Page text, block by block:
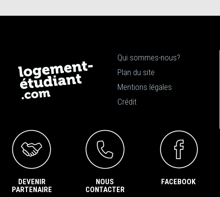
Qui sommes-nous?
Plan du site
Mentions légales
Crédit
DEVENIR
PARTENAIRE
NOUS
CONTACTER
FACEBOOK